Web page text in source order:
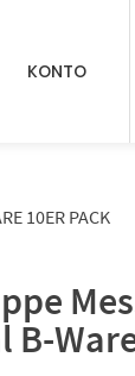
KONTO
10ER PACK
B-